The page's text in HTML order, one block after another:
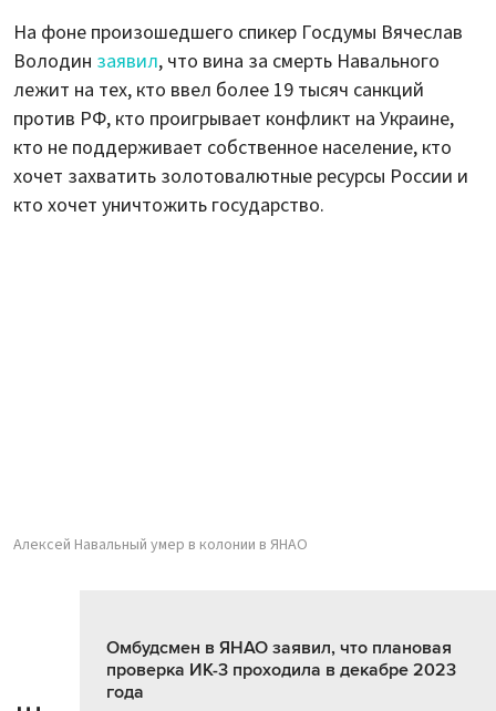
На фоне произошедшего спикер Госдумы Вячеслав
Володин заявил, что вина за смерть Навального
лежит на тех, кто ввел более 19 тысяч санкций
против РФ, кто проигрывает конфликт на Украине,
кто не поддерживает собственное население, кто
хочет захватить золотовалютные ресурсы России и
кто хочет уничтожить государство.
Алексей Навальный умер в колонии в ЯНАО
Омбудсмен в ЯНАО заявил, что плановая
проверка ИК-3 проходила в декабре 2023
года